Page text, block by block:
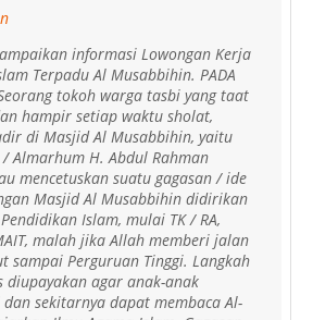
informasi Lowongan Kerja
Terpadu Al Musabbihin. PADA
tokoh warga tasbi yang taat
hampir setiap waktu sholat,
di Masjid Al Musabbihin, yaitu
/ Almarhum H. Abdul Rahman
mencetuskan suatu gagasan / ide
Masjid Al Musabbihin didirikan
Islam, mulai TK / RA,
malah jika Allah memberi jalan
sampai Perguruan Tinggi. Langkah
diupayakan agar anak-anak
dan sekitarnya dapat membaca Al-